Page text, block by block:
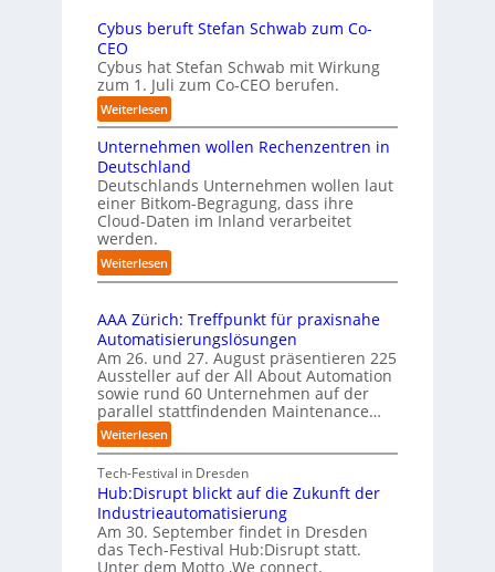
e
u
n
v
i
l
e
A
b
l
d
u
n
g
s
t
e
l
l
e
n
u
d
i
e
I
p
l
e
m
e
n
t
i
r
u
n
g
a
n
“
-
o
m
m
i
s
i
o
n
t
a
t
e
t
B
i
e
t
e
r
v
e
r
f
a
Cybus beruft Stefan Schwab zum Co-
CEO
Cybus hat Stefan Schwab mit Wirkung
zum 1. Juli zum Co-CEO berufen.
Weiterlesen:
C
y
b
u
s
b
r
u
t
S
t
e
f
a
n
S
h
w
a
b
z
Unternehmen wollen Rechenzentren in
Deutschland
Deutschlands Unternehmen wollen laut
einer Bitkom-Begragung, dass ihre
Cloud-Daten im Inland verarbeitet
werden.
Weiterlesen:
U
t
e
r
n
e
h
m
e
n
w
o
e
AAA Zürich: Treffpunkt für praxisnahe
Automatisierungslösungen
Am 26. und 27. August präsentieren 225
Aussteller auf der All About Automation
sowie rund 60 Unternehmen auf der
parallel stattfindenden Maintenance…
Weiterlesen:
A
A
A
Z
ü
r
i
Tech-Festival in Dresden
Hub:Disrupt blickt auf die Zukunft der
Industrieautomatisierung
Am 30. September findet in Dresden
das Tech-Festival Hub:Disrupt statt.
Unter dem Motto ‚We connect.